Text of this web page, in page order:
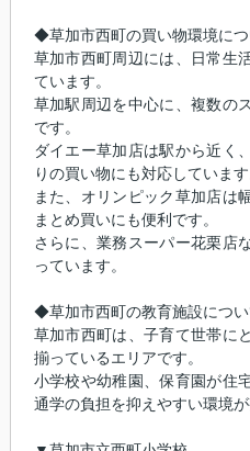
◆草加市西町の買い物環境に
草加市西町周辺には、日常生
ています。
草加駅周辺を中心に、複数の
です。
ダイエー草加店は駅から近く
りの買い物にも対応しています
また、オリンピック草加店は
まとめ買いにも便利です。
さらに、業務スーパー花栗店
っています。
◆草加市西町の教育施設につ
草加市西町は、子育て世帯に
揃っているエリアです。
小学校や幼稚園、保育園が住
通学の負担を抑えやすい環境が